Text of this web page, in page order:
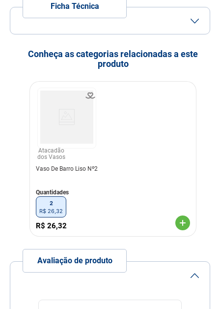
Ficha Técnica
Conheça as categorias relacionadas a este
produto
Atacadão
dos Vasos
Vaso De Barro Liso Nº2
Quantidades
2
R$ 26 32
R$ 26,32
Avaliação de produto
ração premier